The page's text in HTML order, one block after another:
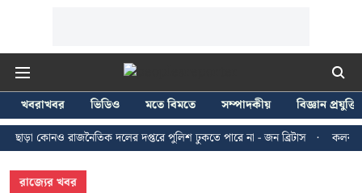
খবরাখবর ভিডিও মতে বিমতে সম্পাদকীয়
বিজ্ঞান প্রযুক্তি
রাজনৈতিক দলের দপ্তরে পুলিশ ঢুকতে পারে না - জন ব্রিটাস
কলকাতায় ২৪
রাজ্যের খবর